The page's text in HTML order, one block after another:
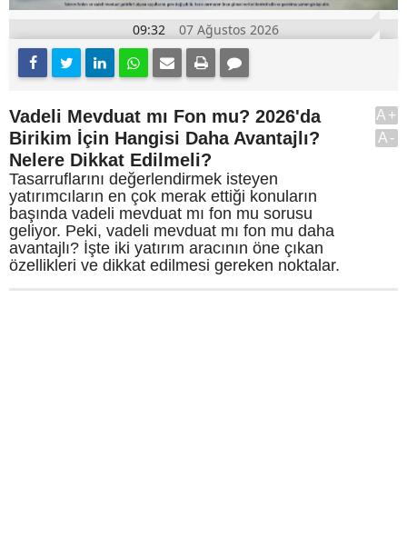
09:32 07 Ağustos 2026
Vadeli Mevduat mı Fon mu? 2026'da
Birikim İçin Hangisi Daha Avantajlı?
Nelere Dikkat Edilmeli?
Tasarruflarını değerlendirmek isteyen
yatırımcıların en çok merak ettiği konuların
başında vadeli mevduat mı fon mu sorusu
geliyor. Peki, vadeli mevduat mı fon mu daha
avantajlı? İşte iki yatırım aracının öne çıkan
özellikleri ve dikkat edilmesi gereken noktalar.
A+
A-